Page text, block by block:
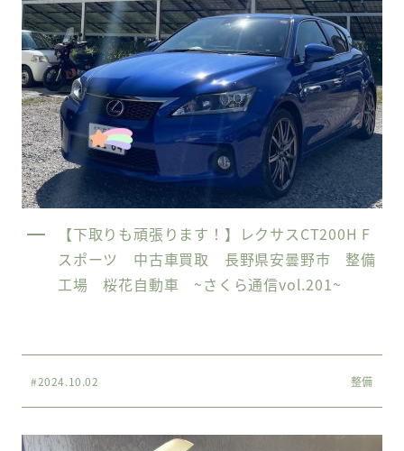
【下取りも頑張ります！】レクサスCT200H F
スポーツ 中古車買取 長野県安曇野市 整備
工場 桜花自動車 ~さくら通信vol.201~
#2024.10.02 整備